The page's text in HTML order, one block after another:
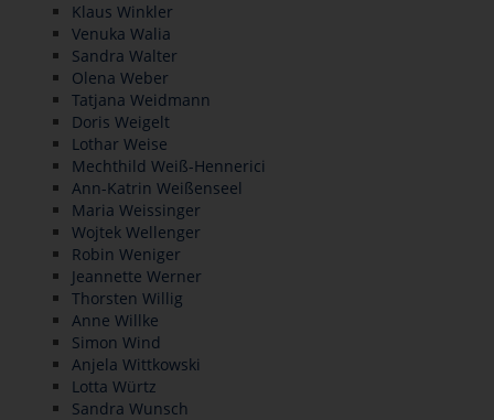
Klaus Winkler
Venuka Walia
Sandra Walter
Olena Weber
Tatjana Weidmann
Doris Weigelt
Lothar Weise
Mechthild Weiß-Hennerici
Ann-Katrin Weißenseel
Maria Weissinger
Wojtek Wellenger
Robin Weniger
Jeannette Werner
Thorsten Willig
Anne Willke
Simon Wind
Anjela Wittkowski
Lotta Würtz
Sandra Wunsch